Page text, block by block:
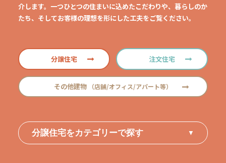
介します。一つひとつの住まいに込めたこだわりや、暮らしのか
たち、そしてお客様の理想を形にした工夫をご覧ください。
分譲住宅 注文住宅
その他建物 （店舗/オフィス/アパート等）
分譲住宅をカテゴリーで探す ▼